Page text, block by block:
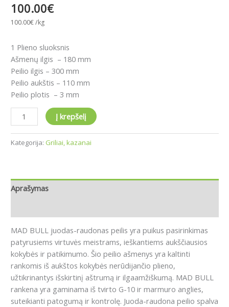
100.00€
100.00€/kg
1 Plieno sluoksnis
Ašmenų ilgis – 180 mm
Peilio ilgis – 300 mm
Peilio aukštis – 110 mm
Peilio plotis – 3 mm
Į krepšelį
Kategorija: Griliai, kazanai
Aprašymas
MAD BULL juodas-raudonas peilis yra puikus pasirinkimas
patyrusiems virtuvės meistrams, ieškantiems aukščiausios
kokybės ir patikimumo. Šio peilio ašmenys yra kaltinti
rankomis iš aukštos kokybės nerūdijančio plieno,
užtikrinantys išskirtinį aštrumą ir ilgaamžiškumą. MAD BULL
rankena yra gaminama iš tvirto G-10 ir marmuro anglies,
suteikianti patogumą ir kontrolę. Juoda-raudona peilio spalva